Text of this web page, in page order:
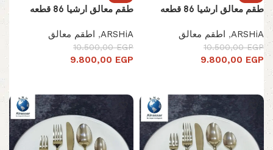
طقم معالق ارشيا 86 قطعه
ARSHiA
, اطقم معالق
10.500,00EGP
9.800,00 EGP
طقم معالق ارشيا 86 قطعه
ARSHiA
, اطقم معالق
10.500,00EGP
9.800,00 EGP